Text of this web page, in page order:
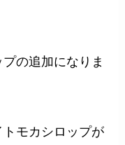
の追加になりま
モカシロップが